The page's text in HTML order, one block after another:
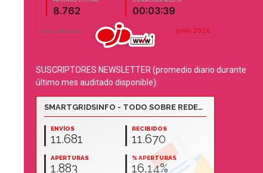
SUSCRIPTORES NEWSLETTER (promedio diario durante
último mes auditado disponible):